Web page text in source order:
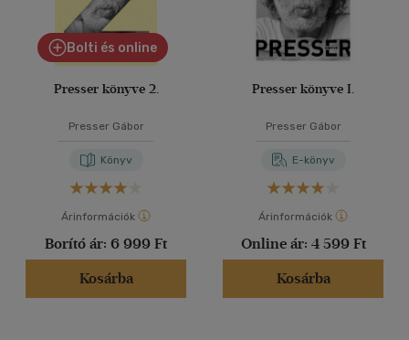
Bolti és online
Presser könyve 2.
Presser Gábor
Könyv
Árinformációk
Borító ár: 6 999 Ft
Kosárba
Presser könyve I.
Presser Gábor
E-könyv
Árinformációk
Online ár: 4 599 Ft
Kosárba